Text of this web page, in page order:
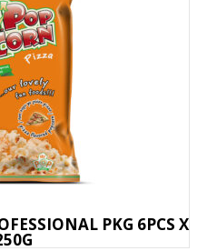
PKG 6PCS X